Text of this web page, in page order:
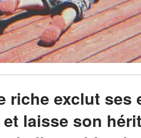
riche exclut ses
laisse son